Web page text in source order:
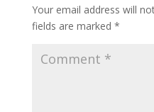
Your email address will
fields are marked *